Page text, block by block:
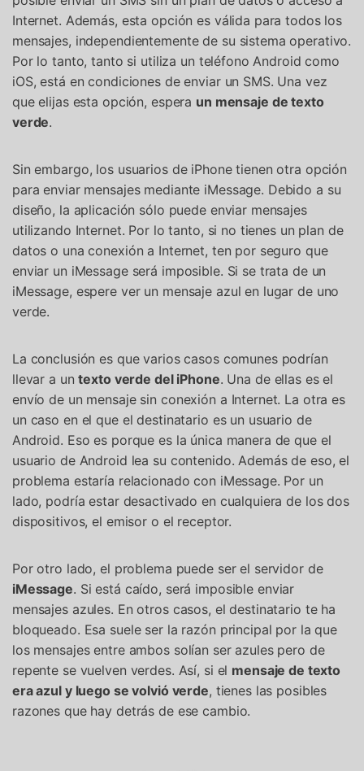
Internet. Además, esta opción es válida para todos los
mensajes, independientemente de su sistema operativo.
Por lo tanto, tanto si utiliza un teléfono Android como
iOS, está en condiciones de enviar un SMS. Una vez
que elijas esta opción, espera un mensaje de texto
verde.
Sin embargo, los usuarios de iPhone tienen otra opción
para enviar mensajes mediante iMessage. Debido a su
diseño, la aplicación sólo puede enviar mensajes
utilizando Internet. Por lo tanto, si no tienes un plan de
datos o una conexión a Internet, ten por seguro que
enviar un iMessage será imposible. Si se trata de un
iMessage, espere ver un mensaje azul en lugar de uno
verde.
La conclusión es que varios casos comunes podrían
llevar a untexto verde del iPhone. Una de ellas es el
envío de un mensaje sin conexión a Internet. La otra es
un caso en el que el destinatario es un usuario de
Android. Eso es porque es la única manera de que el
usuario de Android lea su contenido. Además de eso, el
problema estaría relacionado con iMessage. Por un
lado, podría estar desactivado en cualquiera de los dos
dispositivos, el emisor o el receptor.
Por otro lado, el problema puede ser el servidor de
iMessage. Si está caído, será imposible enviar
mensajes azules. En otros casos, el destinatario te ha
bloqueado. Esa suele ser la razón principal por la que
los mensajes entre ambos solían ser azules pero de
repente se vuelven verdes. Así, si el mensaje de texto
era azul y luego se volvió verde, tienes las posibles
razones que hay detrás de ese cambio.